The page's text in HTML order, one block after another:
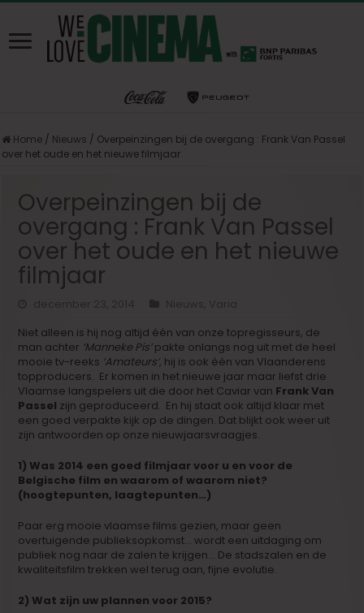
Home / Nieuws / Overpeinzingen bij de overgang : Frank Van Passel
over het oude en het nieuwe filmjaar
Overpeinzingen bij de
overgang : Frank Van Passel
over het oude en het nieuwe
filmjaar
december 23, 2014 Nieuws
Varia
Niet alleen is hij nog altijd één van onze topregisseurs, de
man achter ‘Manneke Pis’pakte onlangs nog uit met de heel
mooie tv-reeks ‘Amateurs’, hij is ook één van Vlaanderens
topproducers. Er komen in het nieuwe jaar maar liefst drie
Vlaamse langspelers uit die door het Caviar van Frank Van
Passel zijn geproduceerd. En hij staat ook altijd klaar met
een goed verpakte kijk op de dingen. Dat blijkt ook weer uit
zijn antwoorden op onze nieuwjaarsvraagjes.
1) Was 2014 een goed filmjaar voor u en voor de
Belgische film en waarom of waarom niet?
(hoogtepunten, laagtepunten…)
Paar erg mooie vlaamse films gezien, maar geen
overtuigende publieksopkomst… wordt een uitdaging om
publiek nog naar de zalen te krijgen… De stadszalen en de
kwaliteitsfilm trekken wel terug aan, fijne evolutie.
2) Wat zijn uw plannen voor 2015?